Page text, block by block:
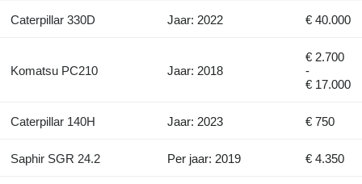
Caterpillar 330D Jaar: 2022 € 40.000
Komatsu PC210 Jaar: 2018
€ 2.700
-
€ 17.000
Caterpillar 140H Jaar: 2023 € 750
Saphir SGR 24.2 Per jaar: 2019 € 4.350